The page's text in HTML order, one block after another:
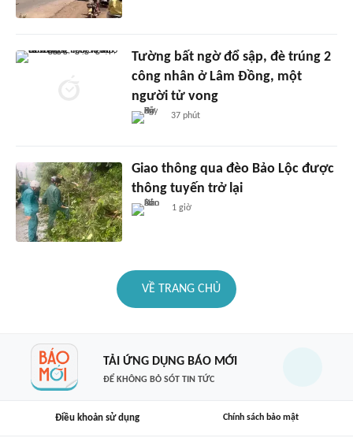
Tường bất ngờ đổ sập, đè trúng 2
công nhân ở Lâm Đồng, một
người tử vong
37 phút
Giao thông qua đèo Bảo Lộc được
thông tuyến trở lại
1 giờ
VỀ TRANG CHỦ
TẢI ỨNG DỤNG BÁO MỚI
ĐỂ KHÔNG BỎ SÓT TIN TỨC
Điều khoản sử dụng Chính sách bảo mật